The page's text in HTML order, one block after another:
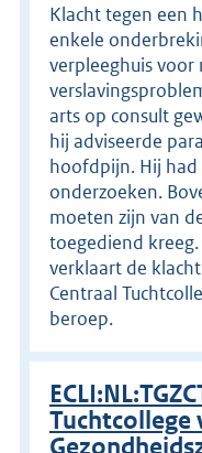
Klacht tegen een
enkele
verpleeghuis voor
arts op consult
hij adviseerde
hoofdpijn. Hij
onderzoeken.
moeten zijn van
toegediend
verklaart de
Centraal
beroep.
Tuchtcollege